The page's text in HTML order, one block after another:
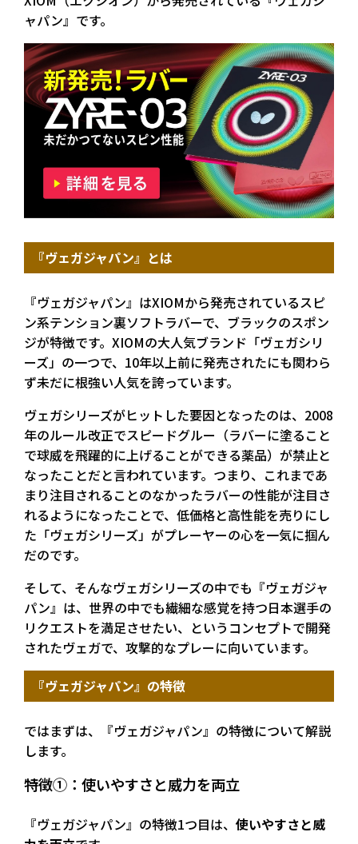
ャパン』です。
『ヴェガジャパン』とは
『ヴェガジャパン』はXIOMから発売されているスピ
ン系テンション裏ソフトラバーで、ブラックのスポン
ジが特徴です。XIOMの大人気ブランド「ヴェガシリ
ーズ」の一つで、10年以上前に発売されたにも関わら
ず未だに根強い人気を誇っています。
ヴェガシリーズがヒットした要因となったのは、2008
年のルール改正でスピードグルー（ラバーに塗ること
で球威を飛躍的に上げることができる薬品）が禁止と
なったことだと言われています。つまり、これまであ
まり注目されることのなかったラバーの性能が注目さ
れるようになったことで、低価格と高性能を売りにし
た「ヴェガシリーズ」がプレーヤーの心を一気に掴ん
だのです。
そして、そんなヴェガシリーズの中でも『ヴェガジャ
パン』は、世界の中でも繊細な感覚を持つ日本選手の
リクエストを満足させたい、というコンセプトで開発
されたヴェガで、攻撃的なプレーに向いています。
『ヴェガジャパン』の特徴
ではまずは、『ヴェガジャパン』の特徴について解説
します。
特徴①：使いやすさと威力を両立
『ヴェガジャパン』の特徴1つ目は、 使いやすさと威